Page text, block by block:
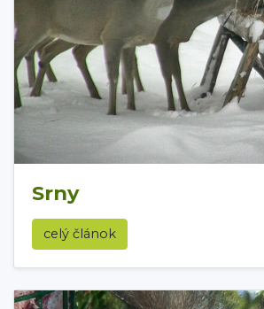
Srny
celý článok